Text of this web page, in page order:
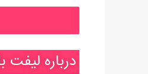
درباره لیفت